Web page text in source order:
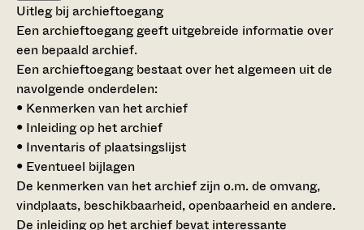
Uitleg bij archieftoegang
Een archieftoegang geeft uitgebreide informatie over
een bepaald archief.
Een archieftoegang bestaat over het algemeen uit de
navolgende onderdelen:
• Kenmerken van het archief
• Inleiding op het archief
• Inventaris of plaatsingslijst
• Eventueel bijlagen
De kenmerken van het archief zijn o.m. de omvang,
vindplaats, beschikbaarheid, openbaarheid en andere.
De inleiding op het archief bevat interessante